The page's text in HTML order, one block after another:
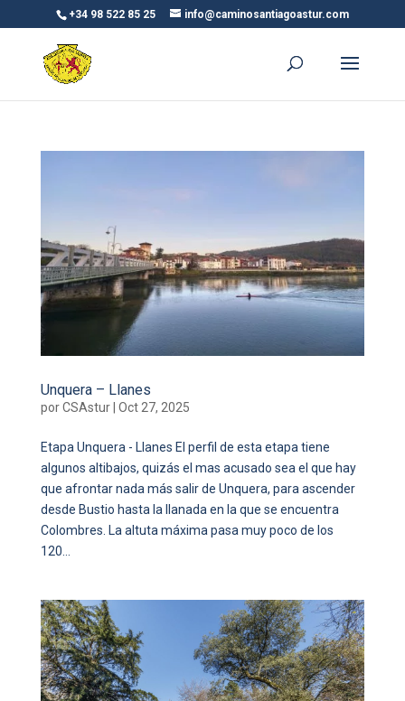
+34 98 522 85 25 info@caminosantiagoastur.com
Unquera – Llanes
porCSAstur| Oct 27, 2025
Etapa Unquera - Llanes El perfil de esta etapa tiene
algunos altibajos, quizás el mas acusado sea el que hay
que afrontar nada más salir de Unquera, para ascender
desde Bustio hasta la llanada en la que se encuentra
Colombres. La altuta máxima pasa muy poco de los
120...